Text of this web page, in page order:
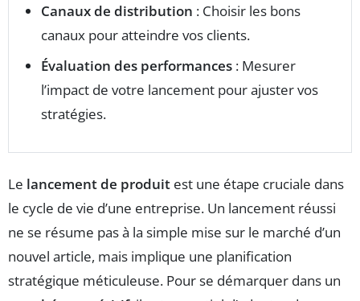
Canaux de distribution : Choisir les bons
canaux pour atteindre vos clients.
Évaluation des performances : Mesurer
l’impact de votre lancement pour ajuster vos
stratégies.
Le lancement de produit est une étape cruciale dans
le cycle de vie d’une entreprise. Un lancement réussi
ne se résume pas à la simple mise sur le marché d’un
nouvel article, mais implique une planification
stratégique méticuleuse. Pour se démarquer dans un